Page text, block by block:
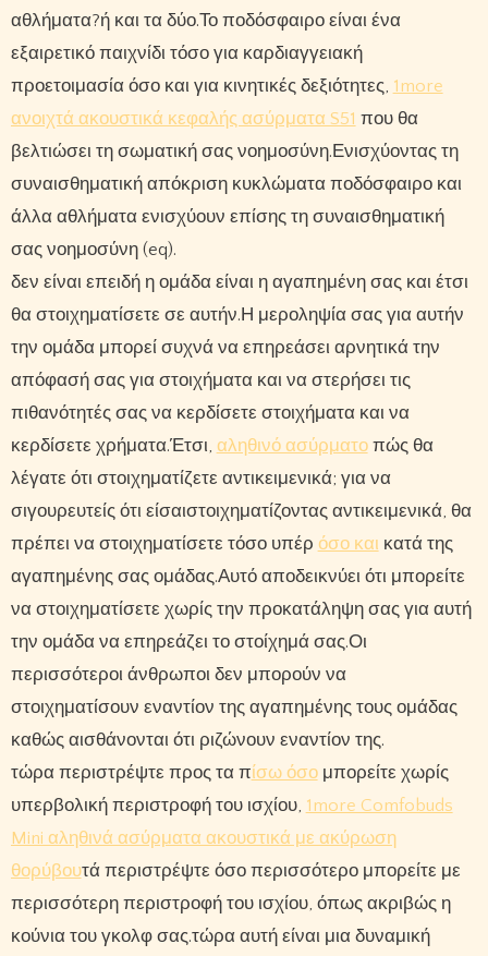
αθλήματα?ή και τα δύο.Το ποδόσφαιρο είναι ένα
εξαιρετικό παιχνίδι τόσο για καρδιαγγειακή
προετοιμασία όσο και για κινητικές δεξιότητες, 1more
ανοιχτά ακουστικά κεφαλής ασύρματα S51 που θα
βελτιώσει τη σωματική σας νοημοσύνη.Ενισχύοντας τη
συναισθηματική απόκριση κυκλώματα ποδόσφαιρο και
άλλα αθλήματα ενισχύουν επίσης τη συναισθηματική
σας νοημοσύνη (eq).
δεν είναι επειδή η ομάδα είναι η αγαπημένη σας και έτσι
θα στοιχηματίσετε σε αυτήν.Η μεροληψία σας για αυτήν
την ομάδα μπορεί συχνά να επηρεάσει αρνητικά την
απόφασή σας για στοιχήματα και να στερήσει τις
πιθανότητές σας να κερδίσετε στοιχήματα και να
κερδίσετε χρήματα.Έτσι, αληθινό ασύρματοπώς θα
λέγατε ότι στοιχηματίζετε αντικειμενικά; για να
σιγουρευτείς ότι είσαιστοιχηματίζοντας αντικειμενικά, θα
πρέπει να στοιχηματίσετε τόσο υπέρ όσο και κατά της
αγαπημένης σας ομάδας.Αυτό αποδεικνύει ότι μπορείτε
να στοιχηματίσετε χωρίς την προκατάληψη σας για αυτή
την ομάδα να επηρεάζει το στοίχημά σας.Οι
περισσότεροι άνθρωποι δεν μπορούν να
στοιχηματίσουν εναντίον της αγαπημένης τους ομάδας
καθώς αισθάνονται ότι ριζώνουν εναντίον της.
τώρα περιστρέψτε προς τα πίσω όσομπορείτε χωρίς
υπερβολική περιστροφή του ισχίου, 1more Comfobuds
Mini αληθινά ασύρματα ακουστικά με ακύρωση
θορύβουτά περιστρέψτε όσο περισσότερο μπορείτε με
περισσότερη περιστροφή του ισχίου, όπως ακριβώς η
κούνια του γκολφ σας.τώρα αυτή είναι μια δυναμική